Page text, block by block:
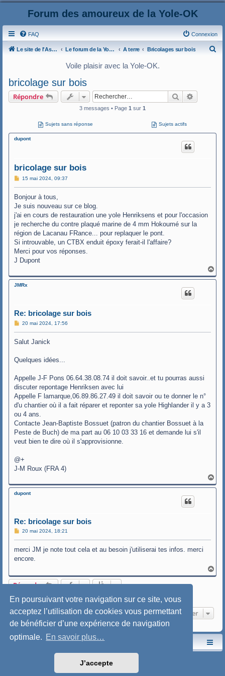
En poursuivant votre navigation sur ce site, vous
acceptez l’utilisation de cookies vous permettant
de bénéficier d’une expérience de navigation
optimale. En savoir plus…
J’accepte
Forum des amoureux de la Yole-OK
FAQ Connexion
Le site de l'AspryOK Le forum de la Yole-OK A terre Bricolages sur bois
Voile plaisir avec la Yole-OK.
bricolage sur bois
Répondre Rechercher
3 messages • Page 1 sur 1
Sujets sans réponse Sujets actifs
dupont
bricolage sur bois
M
s
g
e
15 mai 2024, 09:37
Bonjour à tous,
Je suis nouveau sur ce blog.
j'ai en cours de restauration une yole Henriksens et pour l'occasion
je recherche du contre plaqué marine de 4 mm Hokoumé sur la
région de Lacanau FRance... pour replaquer le pont.
Si introuvable, un CTBX enduit époxy ferait-il l'affaire?
Merci pour vos réponses.
J Dupont
a
u
JMRx
Re: bricolage sur bois
M
s
e
20 mai 2024, 17:56
Salut Janick
Quelques idées...
Appelle J-F Pons 06.64.38.08.74 il doit savoir..et tu pourras aussi
discuter repontage Henriksen avec lui
Appelle F lamarque,06.89.86.27.49 il doit savoir ou te donner le n°
d'u chantier où il a fait réparer et reponter sa yole Highlander il y a 3
ou 4 ans.
Contacte Jean-Baptiste Bossuet (patron du chantier Bossuet à la
Peste de Buch) de ma part au 06 10 03 33 16 et demande lui s'il
veut bien te dire où il s'approvisionne.
@+
J-M Roux (FRA 4)
a
u
dupont
Re: bricolage sur bois
M
s
g
20 mai 2024, 18:21
merci JM je note tout cela et au besoin j'utiliserai tes infos. merci
encore.
a
Répondre
3 messages • Page1sur1
Aller
Le site de l'AspryOK Le forum de la Yole-OK
Traduction française officielle
Style: SoftBlue by Joyce&LunaphpBB-Style-Design